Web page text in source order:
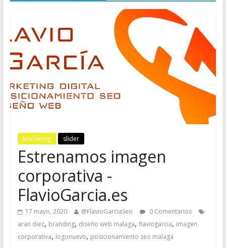
Marketing slider
Estrenamos imagen
corporativa -
FlavioGarcia.es
17 mayo, 2020 @FlavioGarciaSeo
0 Comentarios
aran diez, branding, diseño web malaga, flaviogarcia, imagen
corporativa, logonuevo, posicionamiento seo malaga